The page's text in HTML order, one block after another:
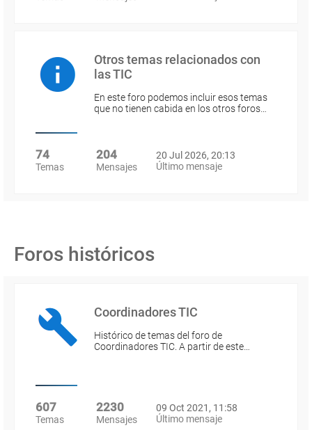
Otros temas relacionados con
las TIC
En este foro podemos incluir esos temas
que no tienen cabida en los otros foros…
74
Temas
204
Mensajes
20 Jul 2026, 20:13
Último mensaje
Foros históricos
Coordinadores TIC
Histórico de temas del foro de
Coordinadores TIC. A partir de este…
607
Temas
2230
Mensajes
09 Oct 2021, 11:58
Último mensaje